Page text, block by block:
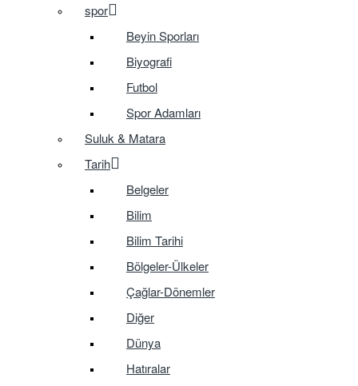
spor
Beyin Sporları
Biyografi
Futbol
Spor Adamları
Suluk & Matara
Tarih
Belgeler
Bilim
Bilim Tarihi
Bölgeler-Ülkeler
Çağlar-Dönemler
Diğer
Dünya
Hatıralar